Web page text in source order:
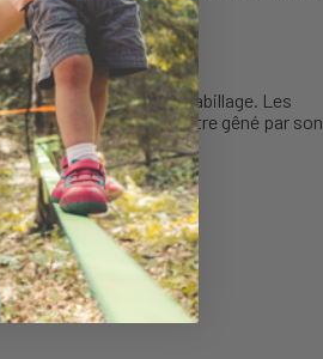
de la tête durant l’habillage. Les
et faire coucousans être gêné par son
les jeux en plein air.